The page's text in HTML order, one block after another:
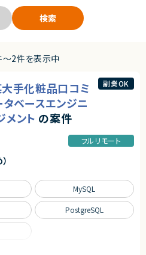
検索
2件を表示中
大手化粧品口コミ
ベースエンジニ
メント の案件
フルリモート
副業OK
MySQL
PostgreSQL